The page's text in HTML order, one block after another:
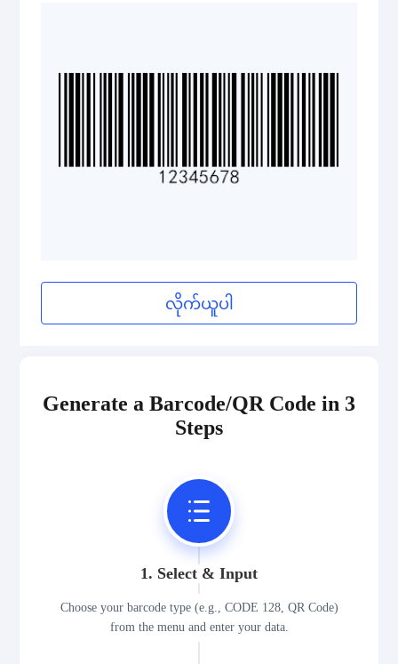
GS1 2D Codes
လိုက်ယူပါ
Generate a Barcode/QR Code in 3
Steps
1. Select & Input
Choose your barcode type (e.g., CODE 128, QR Code)
from the menu and enter your data.